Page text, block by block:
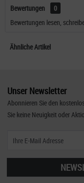
Bewertungen
0
Bewertungen lesen,
Ähnliche Artikel
Unser Newsletter
Abonnieren Sie den
Sie keine Neuigkeit oder